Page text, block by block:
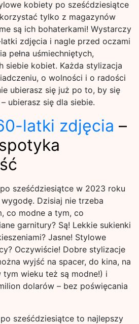
kobiety po sześćdziesiątce
tylko z magazynów
są ich bohaterkami! Wystarczy
zdjęcia i nagle przed oczami
pełna uśmiechniętych,
siebie kobiet. Każda stylizacja
o wolności i o radości
ubierasz się już po to, by się
ubierasz się dla siebie.
latki zdjęcia –
sześćdziesiątce w 2023 roku
Dzisiaj nie trzeba
co modne a tym, co
garnitury? Są! Lekkie sukienki
Jasne! Stylowe
Oczywiście! Dobre stylizacje
wyjść na spacer, do kina, na
wieku też są modne!) i
dolarów – bez poświęcania
sześćdziesiątce to najlepszy